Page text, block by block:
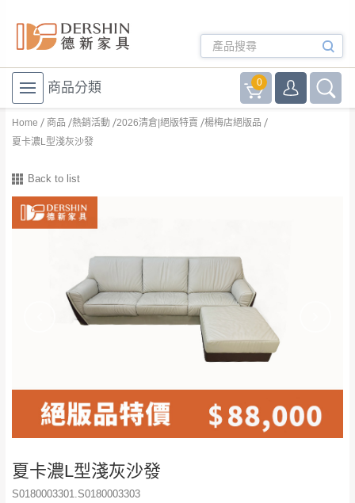
商品分類 0
Home 商品 熱銷活動 2026清倉|絕版特賣
楊梅店絕版品
夏卡濃L型淺灰沙發
Back to list
夏卡濃L型淺灰沙發
S0180003301.S0180003303